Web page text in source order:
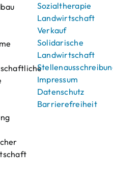
Sozialtherapie
Landwirtschaft
Verkauf
Solidarische
Landwirtschaft
Impressum
Datenschutz
Barrierefreiheit